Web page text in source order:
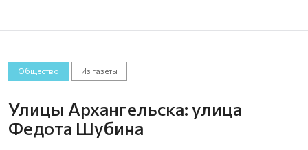
Общество Из газеты
Улицы Архангельска: улица
Федота Шубина